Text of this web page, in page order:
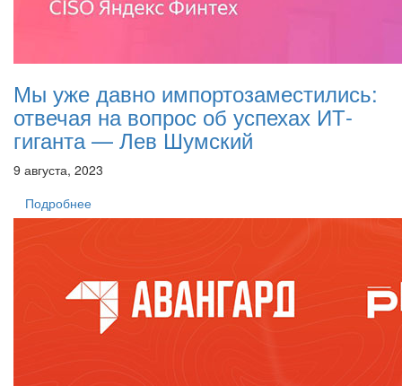
Мы уже давно импортозаместились:
отвечая на вопрос об успехах ИТ-
гиганта — Лев Шумский
9 августа, 2023
Подробнее